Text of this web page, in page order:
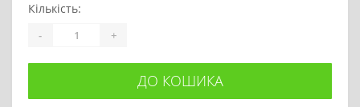
Кількість:
- +
ДО КОШИКА